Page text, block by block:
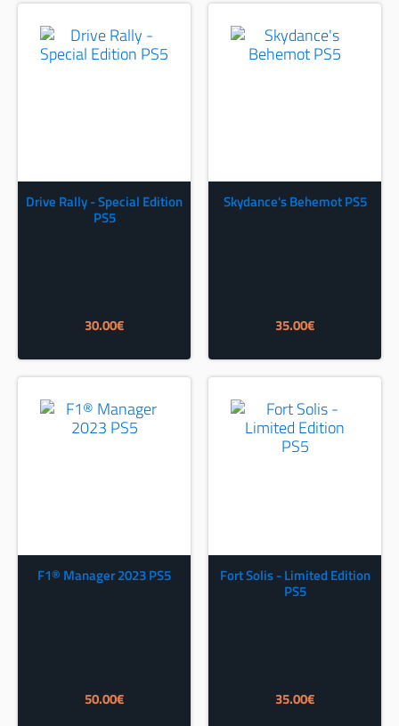
Drive Rally - Special Edition
PS5
30.00€
Skydance's Behemot PS5
35.00€
F1® Manager 2023 PS5
50.00€
Fort Solis - Limited Edition
PS5
35.00€